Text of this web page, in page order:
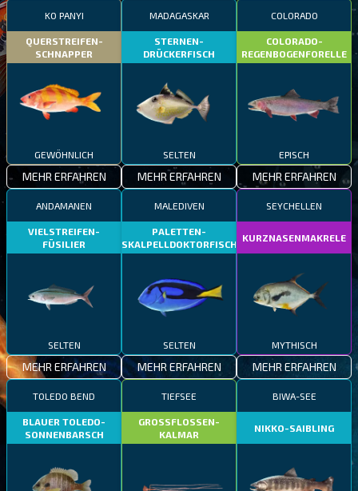
KO PANYI
QUERSTREIFEN-
SCHNAPPER
GEWÖHNLICH
MEHR ERFAHREN
MADAGASKAR
STERNEN-
DRÜCKERFISCH
SELTEN
MEHR ERFAHREN
COLORADO
COLORADO-
REGENBOGENFORELLE
EPISCH
MEHR ERFAHREN
ANDAMANEN
VIELSTREIFEN-
FÜSILIER
SELTEN
MEHR ERFAHREN
MALEDIVEN
PALETTEN-
SKALPELLDOKTORFISCH
SELTEN
MEHR ERFAHREN
SEYCHELLEN
KURZNASENMAKRELE
MYTHISCH
MEHR ERFAHREN
TOLEDO BEND
BLAUER TOLEDO-
SONNENBARSCH
TIEFSEE
GROSSFLOSSEN-
KALMAR
BIWA-SEE
NIKKO-SAIBLING